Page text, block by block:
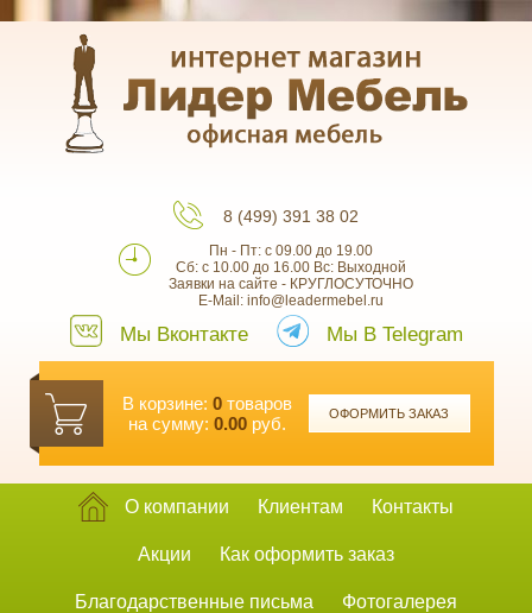
8 (499) 391 38 02
Пн - Пт: с 09.00 до 19.00
Сб: с 10.00 до 16.00 Вс: Выходной
Заявки на сайте - КРУГЛОСУТОЧНО
E-Mail: info@leadermebel.ru
Мы Вконтакте Мы В Telegram
В корзине: 0товаров
на сумму: 0.00 руб. ОФОРМИТЬ ЗАКАЗ
О компании Клиентам Контакты
Акции Как оформить заказ
Благодарственные письма Фотогалерея